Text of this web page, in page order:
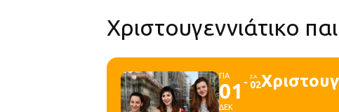
Χριστουγεννιάτικο
ΠΑ
01
ΔΕΚ
ΣΑ
02